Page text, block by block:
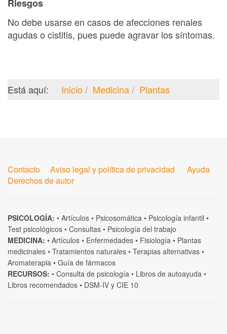
Riesgos
No debe usarse en casos de afecciones renales
agudas o cistitis, pues puede agravar los síntomas.
Está aquí: Inicio Medicina Plantas
Contacto Aviso legal y política de privacidad
Ayuda
Derechos de autor
PSICOLOGÍA: • Artículos • Psicosomática • Psicología infantil •
Test psicológicos • Consultas • Psicología del trabajo
MEDICINA: • Artículos • Enfermedades • Fisiología • Plantas
medicinales • Tratamientos naturales • Terapias alternativas •
Aromaterapia • Guía de fármacos
RECURSOS: • Consulta de psicología • Libros de autoayuda •
Libros recomendados • DSM-IV y CIE 10